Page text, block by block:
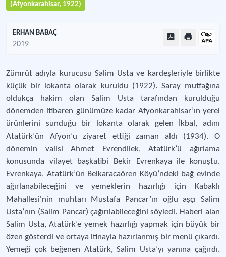
(Afyonkarahisar, 1922)
ERHAN BABAÇ
2019
Zümrüt adıyla kurucusu Salim Usta ve kardeşleriyle birlikte
küçük bir lokanta olarak kuruldu (1922). Saray mutfağına
oldukça hakim olan Salim Usta tarafından kurulduğu
dönemden itibaren günümüze kadar Afyonkarahisar’ın yerel
ürünlerini sunduğu bir lokanta olarak gelen İkbal, adını
Atatürk’ün Afyon’u ziyaret ettiği zaman aldı (1934). O
dönemin valisi Ahmet Evrendilek, Atatürk’ü ağırlama
konusunda vilayet başkatibi Bekir Evrenkaya ile konuştu.
Evrenkaya, Atatürk’ün Belkaracaören Köyü’ndeki bağ evinde
ağırlanabileceğini ve yemeklerin hazırlığı için Kabaklı
Mahallesi'nin muhtarı Mustafa Pancar’ın oğlu aşçı Salim
Usta’nın (Salim Pancar) çağırılabileceğini söyledi. Haberi alan
Salim Usta, Atatürk’e yemek hazırlığı yapmak için büyük bir
özen gösterdi ve ortaya itinayla hazırlanmış bir menü çıkardı.
Yemeği çok beğenen Atatürk, Salim Usta’yı yanına çağırdı.